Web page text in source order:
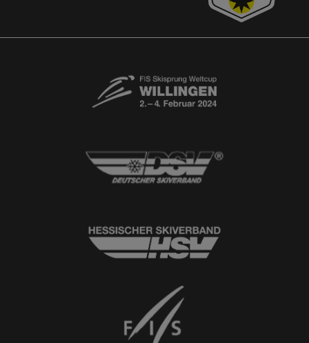
Ski-Club Willingen e.V.